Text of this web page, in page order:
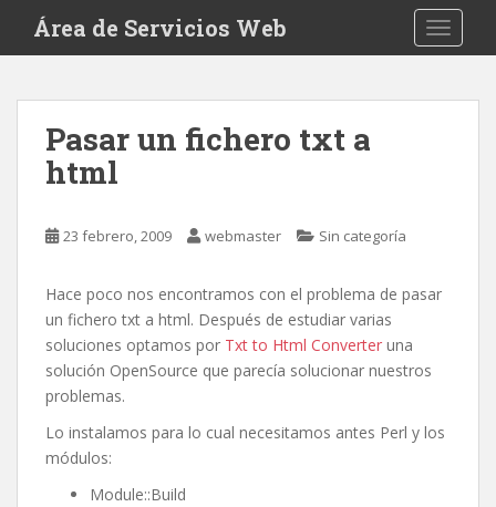
i
Área de Servicios Web
Pasar un fichero txt a
html
23 febrero, 2009 webmaster Sin categoría
Hace poco nos encontramos con el problema de pasar
un fichero txt a html. Después de estudiar varias
soluciones optamos por Txt to Html Converter una
solución OpenSource que parecía solucionar nuestros
problemas.
Lo instalamos para lo cual necesitamos antes Perl y los
módulos:
Module::Build